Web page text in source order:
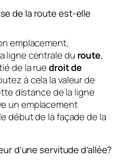
de la route est-elle
emplacement,
ligne centrale du route,
de la ruedroit de
à cela la valeur de
distance de la ligne
un emplacement
début de la façade de la
d’une servitude d’allée?